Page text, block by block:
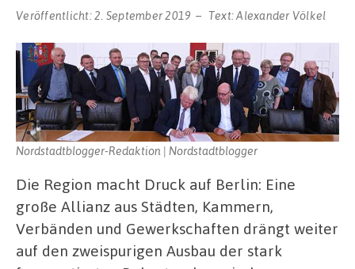
Veröffentlicht:2. September 2019 Text:Alexander Völkel
Nordstadtblogger-Redaktion | Nordstadtblogger
Die Region macht Druck auf Berlin: Eine
große Allianz aus Städten, Kammern,
Verbänden und Gewerkschaften drängt weiter
auf den zweispurigen Ausbau der stark